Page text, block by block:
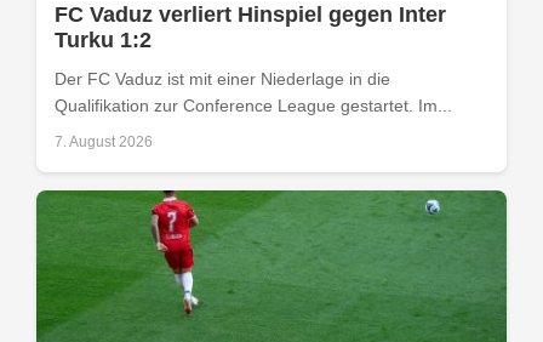
FC Vaduz verliert Hinspiel gegen Inter
Turku 1:2
Der FC Vaduz ist mit einer Niederlage in die
Qualifikation zur Conference League gestartet. Im...
7. August 2026